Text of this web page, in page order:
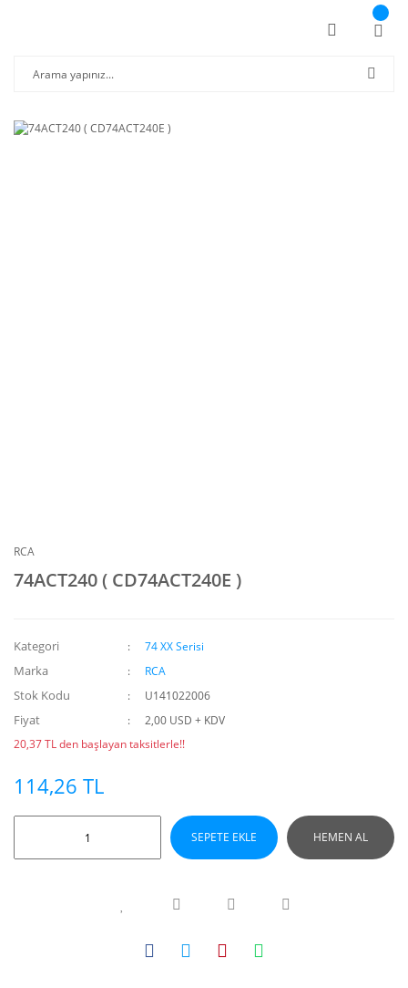
RCA
74ACT240 ( CD74ACT240E )
Kategori 74 XX Serisi
Marka RCA
Stok Kodu U141022006
Fiyat
2,00 USD + KDV
20,37 TL den başlayan taksitlerle!!
114,26 TL
SEPETE EKLE HEMEN AL